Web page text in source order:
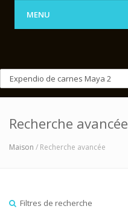
MENU
Recherche avancée
Maison / Recherche avancée
Filtres de recherche